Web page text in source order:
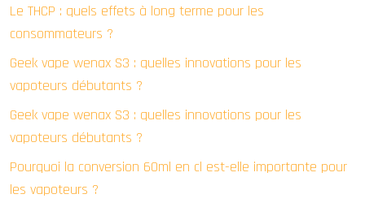
Le THCP : quels effets à long terme pour les
consommateurs ?
Geek vape wenax S3 : quelles innovations pour les
vapoteurs débutants ?
Geek vape wenax S3 : quelles innovations pour les
vapoteurs débutants ?
Pourquoi la conversion 60ml en cl est-elle importante pour
les vapoteurs ?